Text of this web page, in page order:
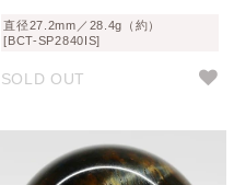
直径27.2mm／28.4g（約）
[BCT-SP2840IS]
SOLD OUT